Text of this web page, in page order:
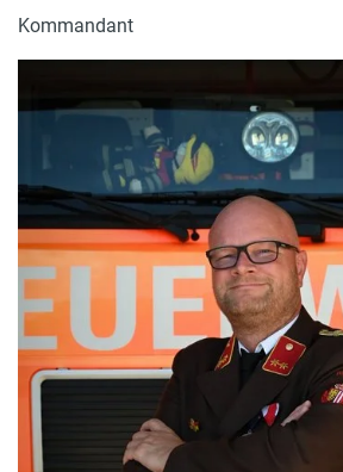
Kommandant